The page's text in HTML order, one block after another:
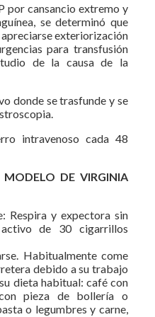
por cansancio extremo y
se determinó que
apreciarse exteriorización
para transfusión
de la causa de la
donde se trasfunde y se
intravenoso cada 48
MODELO DE VIRGINIA
Respira y expectora sin
de 30 cigarrillos
Habitualmente come
debido a su trabajo
dieta habitual: café con
pieza de bollería o
o legumbres y carne,